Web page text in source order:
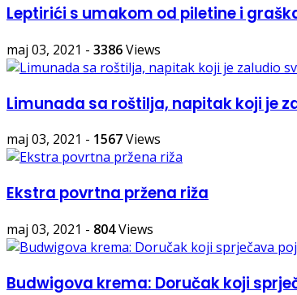
Leptirići s umakom od piletine i
maj 03, 2021 - 3386Views
Limunada sa roštilja, napitak koji je
maj 03, 2021 - 1567Views
Ekstra povrtna pržena riža
maj 03, 2021 - 804Views
Budwigova krema: Doručak koji